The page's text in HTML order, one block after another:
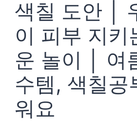
색칠 도안 │
이 피부 지키
운 놀이 │ 여
수템, 색칠공
워요